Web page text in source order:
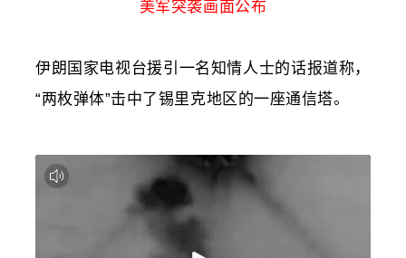
美军突袭画面公布
伊朗国家电视台援引一名知情人士的话报道称，
“两枚弹体”击中了锡里克地区的一座通信塔。